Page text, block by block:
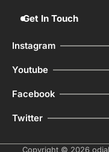
Get In Touch
Instagram
Youtube
Facebook
Twitter
Copyright © 2026